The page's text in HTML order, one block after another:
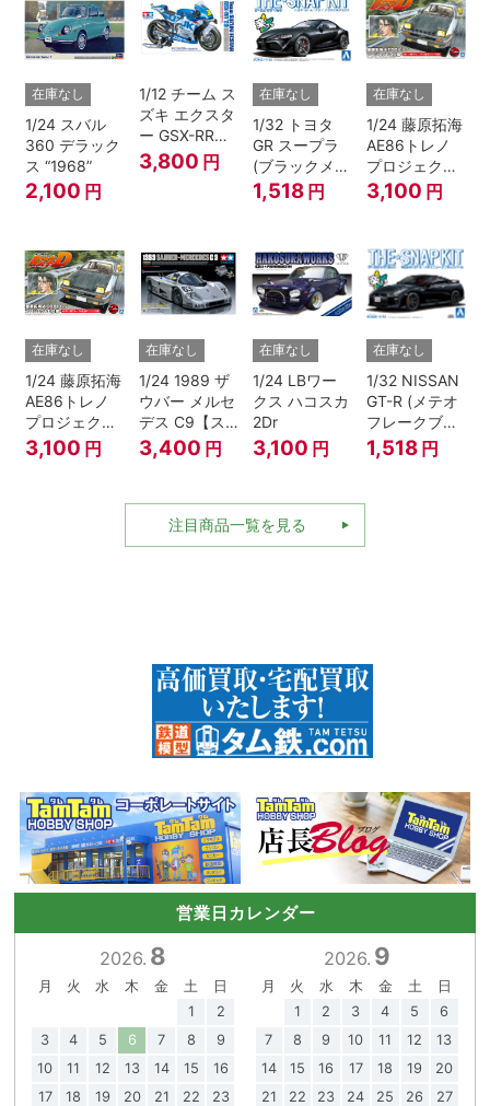
在庫なし
1/24 スバル
360 デラック
ス “1968”
2,100 円
1/12 チーム ス
ズキ エクスタ
ー GSX-RR
'20
3,800 円
在庫なし
1/32 トヨタ
GR スープラ
(ブラックメタ
リック)
1,518 円
在庫なし
1/24 藤原拓海
AE86トレノ
プロジェクト
D仕様『頭文
字D』
3,100 円
在庫なし
1/24 藤原拓海
AE86トレノ
プロジェクト
D仕様『頭文
字D』
3,100 円
在庫なし
1/24 1989 ザ
ウバー メルセ
デス C9【ス
ケール特別販
売商品】
3,400 円
在庫なし
1/24 LBワー
クス ハコスカ
2Dr
3,100 円
在庫なし
1/32 NISSAN
GT-R (メテオ
フレークブラ
ックパール)
1,518 円
注目商品一覧を見る
営業日カレンダー
2026. 8
月 火 水 木 金 土
日
1
2
3
4 5 6 7 8
9
10
11 12 13 14 15
16
17
18 19 20 21 22
23
2026. 9
月 火 水 木 金 土
日
1
2 3 4 5
6
7
8 9 10 11 12
13
14
15 16 17 18 19
20
21
22 23 24 25 26
27